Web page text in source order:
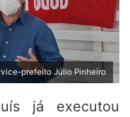
prefeito Júlio Pinheiro
já executou